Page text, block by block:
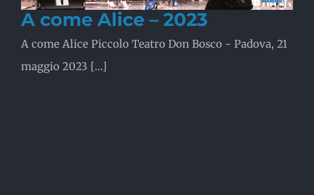
A come Alice – 2023
A come Alice Piccolo Teatro Don Bosco - Padova, 21
maggio 2023 [...]